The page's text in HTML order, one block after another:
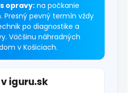
opravy: na počkanie
Presný pevný termín vždy
po diagnostike a
Väčšinu náhradných
v Košiciach.
iguru.sk